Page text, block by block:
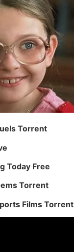
Torrent
Today Free
Torrent
Films Torrent